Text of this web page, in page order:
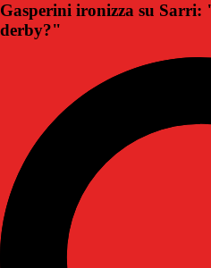
Gasperini ironizza su Sarri:
derby?"